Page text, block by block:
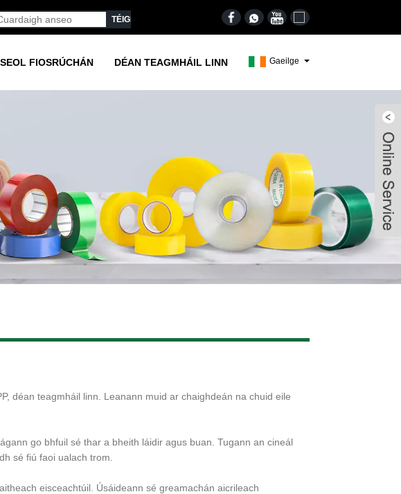
Gaeilge
SEOL FIOSRÚCHÁN DÉAN TEAGMHÁIL LINN
déan teagmháil linn. Leanann muid ar chaighdeán na chuid eile
go bhfuil sé thar a bheith láidir agus buan. Tugann an cineál
sé fiú faoi ualach trom.
eisceachtúil. Úsáideann sé greamachán aicrileach